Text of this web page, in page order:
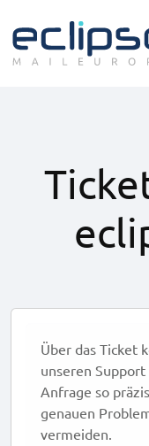
Über das Ticket
unseren
Anfrage so
genauen
vermeiden.